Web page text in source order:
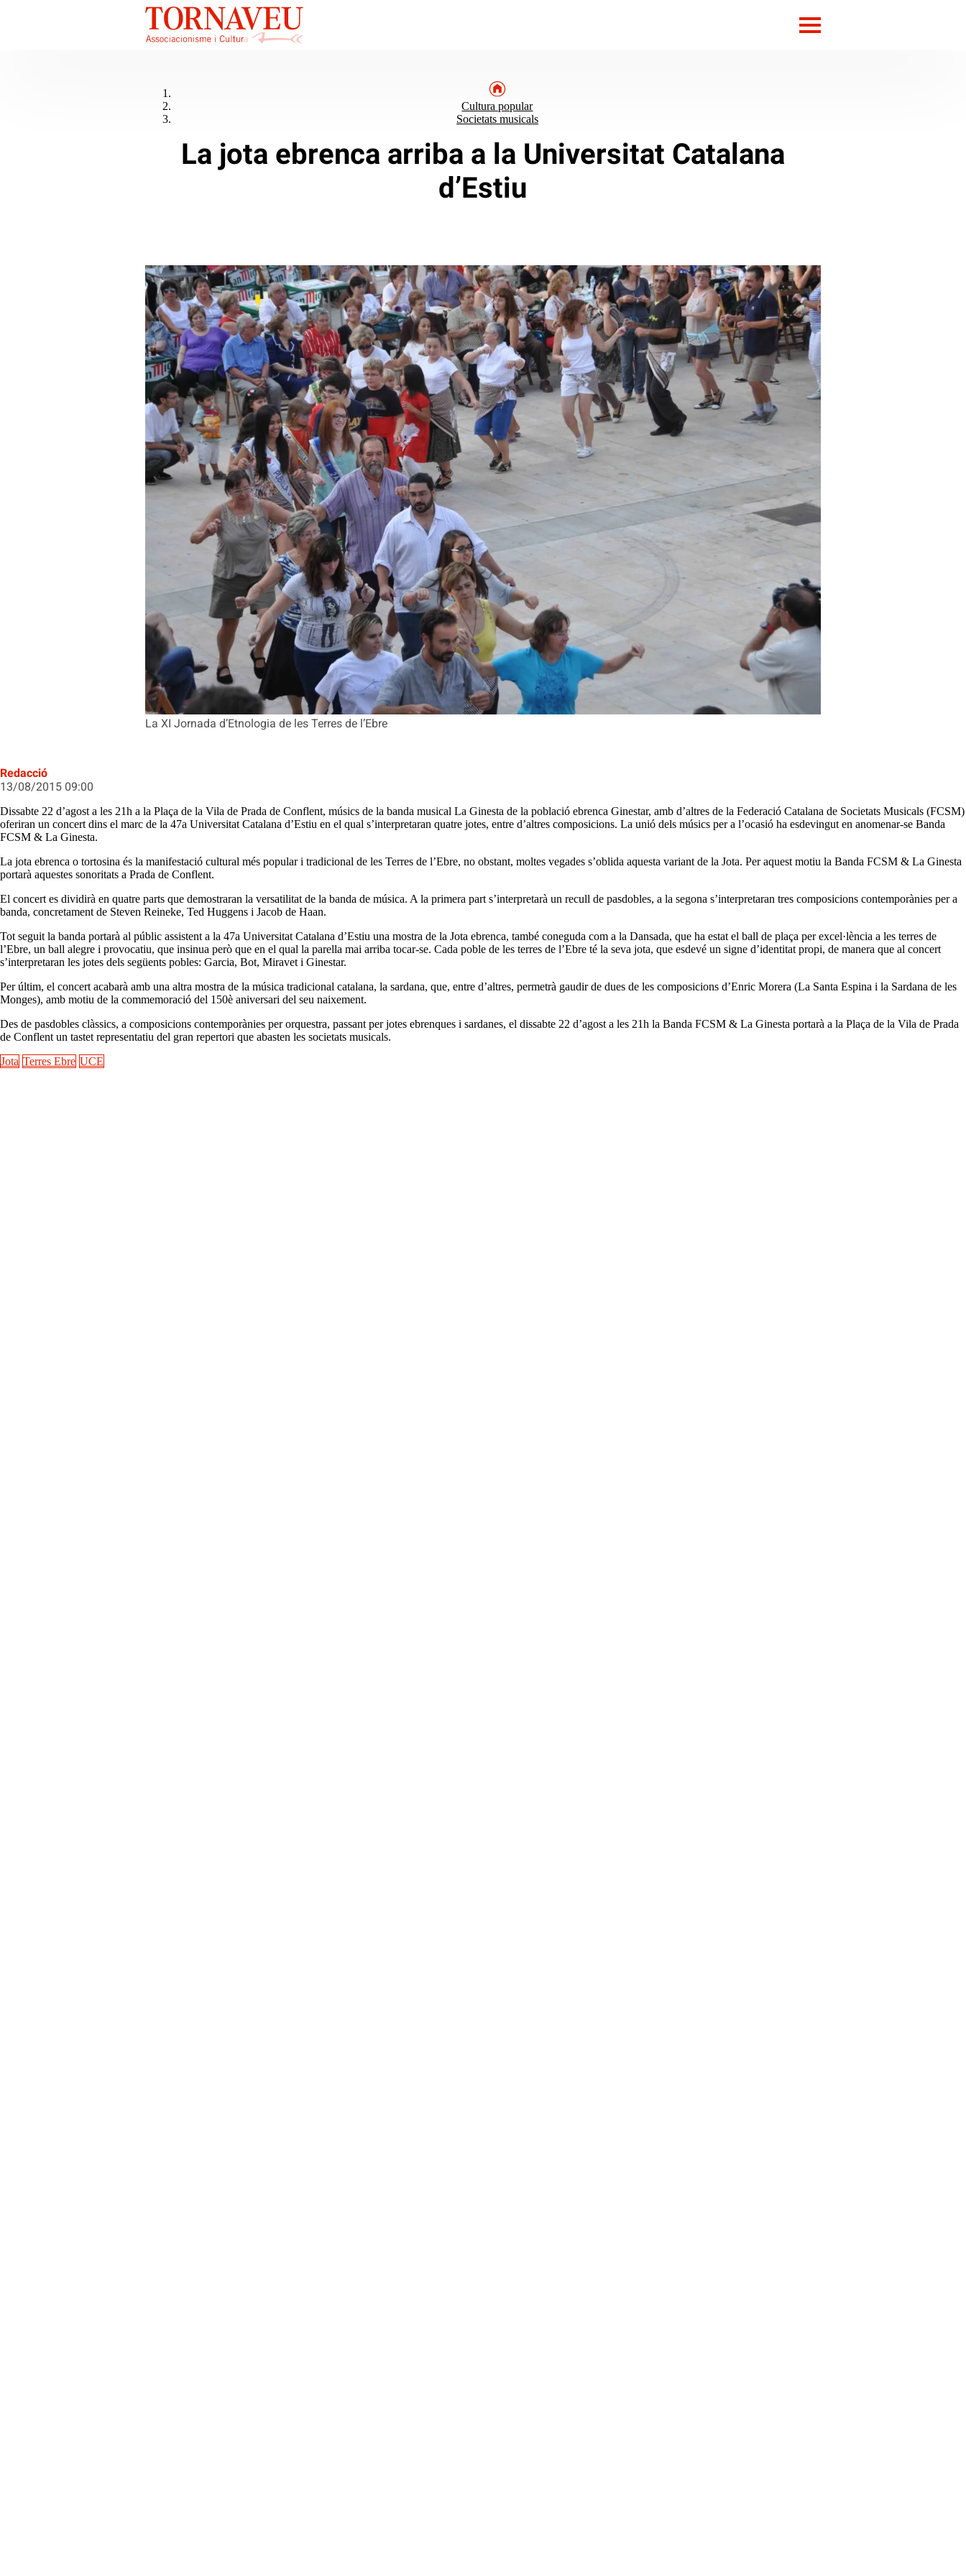
La XI Jornada d’Etnologia de les Terres de l’Ebre
Cultura popular
Societats musicals
La jota ebrenca arriba a la Universitat Catalana
d’Estiu
Redacció
13/08/2015 09:00
Dissabte 22 d’agost a les 21h a la Plaça de la Vila de Prada de Conflent, músics de la banda musical La Ginesta de la població ebrenca Ginestar, amb d’altres de la Federació Catalana de Societats Musicals (FCSM)
oferiran un concert dins el marc de la 47a Universitat Catalana d’Estiu en el qual s’interpretaran quatre jotes, entre d’altres composicions. La unió dels músics per a l’ocasió ha esdevingut en anomenar-se Banda
FCSM & La Ginesta.
La jota ebrenca o tortosina és la manifestació cultural més popular i tradicional de les Terres de l’Ebre, no obstant, moltes vegades s’oblida aquesta variant de la Jota. Per aquest motiu la Banda FCSM & La Ginesta
portarà aquestes sonoritats a Prada de Conflent.
El concert es dividirà en quatre parts que demostraran la versatilitat de la banda de música. A la primera part s’interpretarà un recull de pasdobles, a la segona s’interpretaran tres composicions contemporànies per a
banda, concretament de Steven Reineke, Ted Huggens i Jacob de Haan.
Tot seguit la banda portarà al públic assistent a la 47a Universitat Catalana d’Estiu una mostra de la Jota ebrenca, també coneguda com a la Dansada, que ha estat el ball de plaça per excel·lència a les terres de
l’Ebre, un ball alegre i provocatiu, que insinua però que en el qual la parella mai arriba tocar-se. Cada poble de les terres de l’Ebre té la seva jota, que esdevé un signe d’identitat propi, de manera que al concert
s’interpretaran les jotes dels següents pobles: Garcia, Bot, Miravet i Ginestar.
Per últim, el concert acabarà amb una altra mostra de la música tradicional catalana, la sardana, que, entre d’altres, permetrà gaudir de dues de les composicions d’Enric Morera (La Santa Espina i la Sardana de les
Monges), amb motiu de la commemoració del 150è aniversari del seu naixement.
Des de pasdobles clàssics, a composicions contemporànies per orquestra, passant per jotes ebrenques i sardanes, el dissabte 22 d’agost a les 21h la Banda FCSM & La Ginesta portarà a la Plaça de la Vila de Prada
de Conflent un tastet representatiu del gran repertori que abasten les societats musicals.
Jota Terres Ebre UCE